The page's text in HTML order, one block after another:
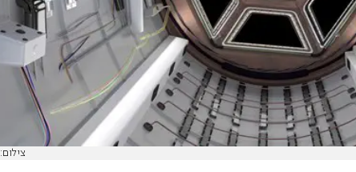
צילום: iStock